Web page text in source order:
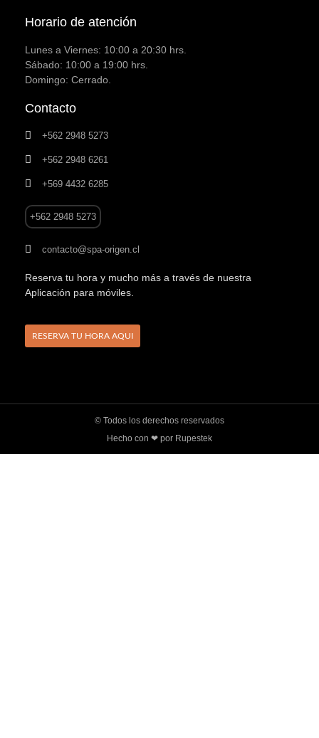
Horario de atención
Lunes a Viernes: 10:00 a 20:30 hrs.
Sábado: 10:00 a 19:00 hrs.
Domingo: Cerrado.
Contacto
+562 2948 5273
+562 2948 6261
+569 4432 6285
+562 2948 5273
contacto@spa-origen.cl
Reserva tu hora y mucho más a través de nuestra
Aplicación para móviles.
RESERVA TU HORA AQUI
© Todos los derechos reservados
Hecho con ❤ por Rupestek